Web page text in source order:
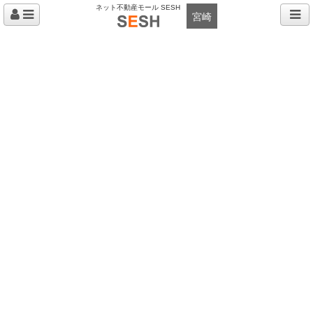
ネット不動産モール SESH
宮崎